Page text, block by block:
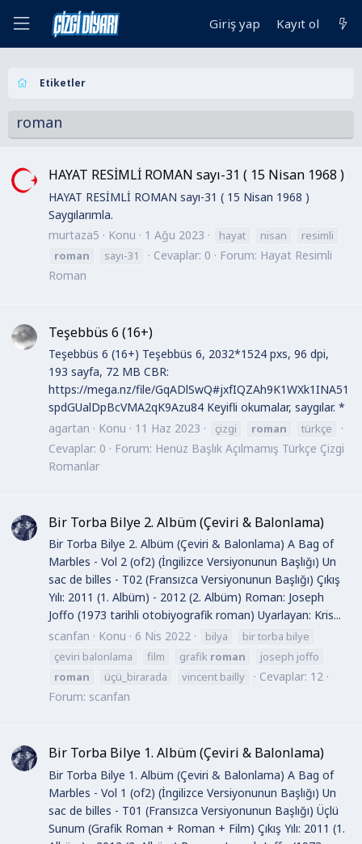
Giriş yap Kayıt ol
Etiketler
roman
HAYAT RESİMLİ ROMAN sayı-31 ( 15 Nisan 1968 )
HAYAT RESİMLİ ROMAN sayı-31 ( 15 Nisan 1968 )
Saygılarımla.
murtaza5
Konu 1 Ağu 2023 hayat nisan
resimli
roman
sayı-31 Cevaplar: 0 Forum: Hayat Resimli
Roman
Teşebbüs 6 (16+)
Teşebbüs 6 (16+) Teşebbüs 6, 2032*1524 pxs, 96 dpi,
193 sayfa, 72 MB CBR:
https://mega.nz/file/GqADlSwQ#jxfIQZAh9K1WXk1INA51
spdGUalDpBcVMA2qK9Azu84 Keyifli okumalar, saygılar. *
agartan
Konu 11 Haz 2023 çizgi roman türkçe
Cevaplar: 0 Forum: Henüz Başlık Açılmamış Türkçe Çizgi
Romanlar
Bir Torba Bilye 2. Albüm (Çeviri & Balonlama)
Bir Torba Bilye 2. Albüm (Çeviri & Balonlama) A Bag of
Marbles - Vol 2 (of2) (İngilizce Versiyonunun Başlığı) Un
sac de billes - T02 (Fransızca Versiyonunun Başlığı) Çıkış
Yılı: 2011 (1. Albüm) - 2012 (2. Albüm) Roman: Joseph
Joffo (1973 tarihli otobiyografik roman) Uyarlayan: Kris...
scanfan
Konu 6 Nis 2022 bilya
bir torba bilye
çeviri balonlama
film grafik roman
joseph joffo
roman
üçü_birarada vincent bailly
Cevaplar: 12
Forum: scanfan
Bir Torba Bilye 1. Albüm (Çeviri & Balonlama)
Bir Torba Bilye 1. Albüm (Çeviri & Balonlama) A Bag of
Marbles - Vol 1 (of2) (İngilizce Versiyonunun Başlığı) Un
sac de billes - T01 (Fransızca Versiyonunun Başlığı) Üçlü
Sunum (Grafik Roman + Roman + Film) Çıkış Yılı: 2011 (1.